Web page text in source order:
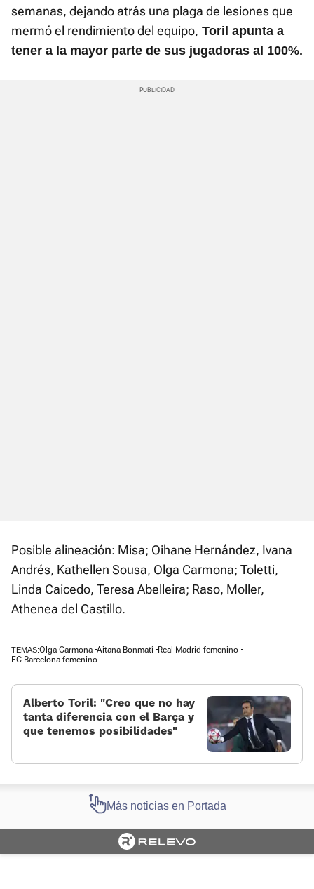
semanas, dejando atrás una plaga de lesiones que
mermó el rendimiento del equipo, Toril apunta a
tener a la mayor parte de sus jugadoras al 100%.
Posible alineación: Misa; Oihane Hernández, Ivana
Andrés, Kathellen Sousa, Olga Carmona; Toletti,
Linda Caicedo, Teresa Abelleira; Raso, Moller,
Athenea del Castillo.
TEMAS:Olga Carmona Aitana Bonmatí Real Madrid femenino
FC Barcelona femenino
Alberto Toril: “Creo que no hay
tanta diferencia con el Barça y
que tenemos posibilidades”
Más noticias en Portada